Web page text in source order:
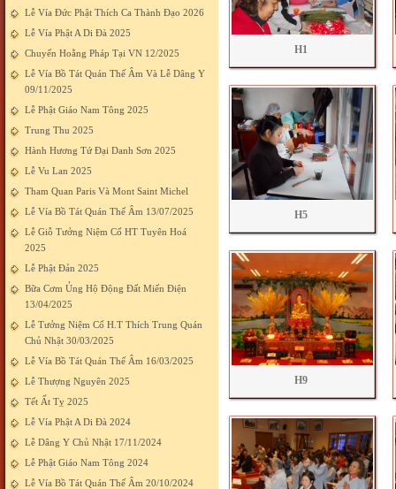
Lễ Vía Đức Phật Thích Ca Thành Đạo 2026
Lễ Vía Phật A Di Đà 2025
Chuyến Hoằng Pháp Tại VN 12/2025
Lễ Vía Bồ Tát Quán Thế Âm Và Lễ Dâng Y
09/11/2025
Lễ Phật Giáo Nam Tông 2025
Trung Thu 2025
Hành Hương Tứ Đại Danh Sơn 2025
Lễ Vu Lan 2025
Tham Quan Paris Và Mont Saint Michel
Lễ Vía Bồ Tát Quán Thế Âm 13/07/2025
Lễ Giỗ Tưởng Niệm Cố HT Tuyên Hoá
2025
Lễ Phật Đản 2025
Bữa Cơm Ủng Hộ Động Đất Miến Điện
13/04/2025
Lễ Tưởng Niệm Cố H.T Thích Trung Quán
Chủ Nhật 30/03/2025
Lễ Vía Bồ Tát Quán Thế Âm 16/03/2025
Lễ Thượng Nguyên 2025
Tết Ất Tỵ 2025
Lễ Vía Phật A Di Đà 2024
Lễ Dâng Y Chủ Nhật 17/11/2024
Lễ Phật Giáo Nam Tông 2024
Lễ Vía Bồ Tát Quán Thế Âm 20/10/2024
H1
H5
H9